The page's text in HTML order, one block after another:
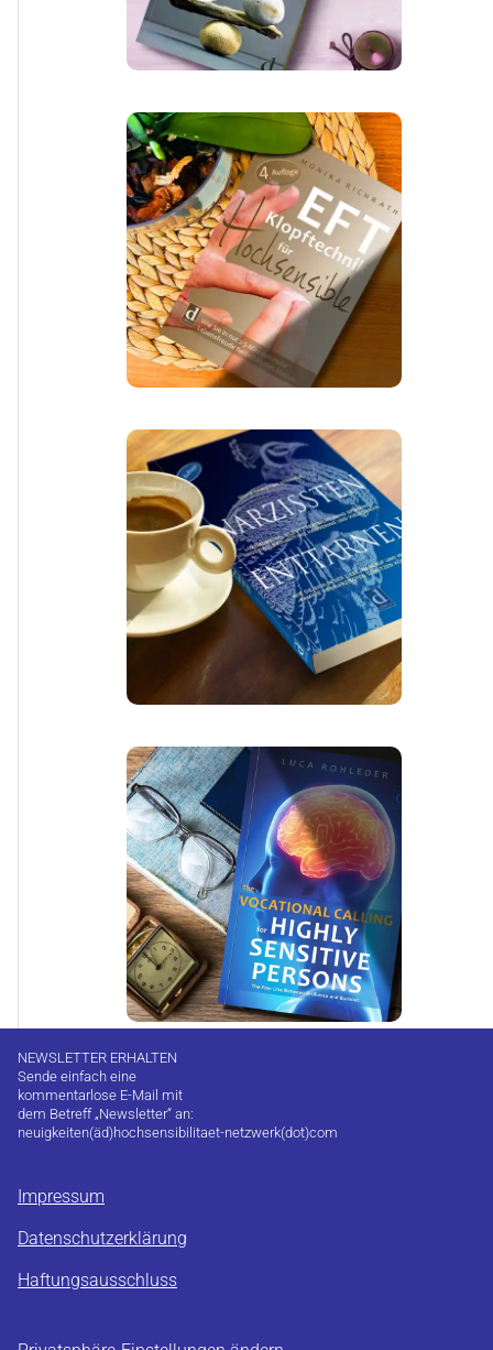
NEWSLETTER ERHALTEN
Sende einfach eine
kommentarlose E-Mail mit
dem Betreff „Newsletter“ an:
neuigkeiten(äd)hochsensibilitaet-netzwerk(dot)com
Impressum
Datenschutzerklärung
Haftungsausschluss